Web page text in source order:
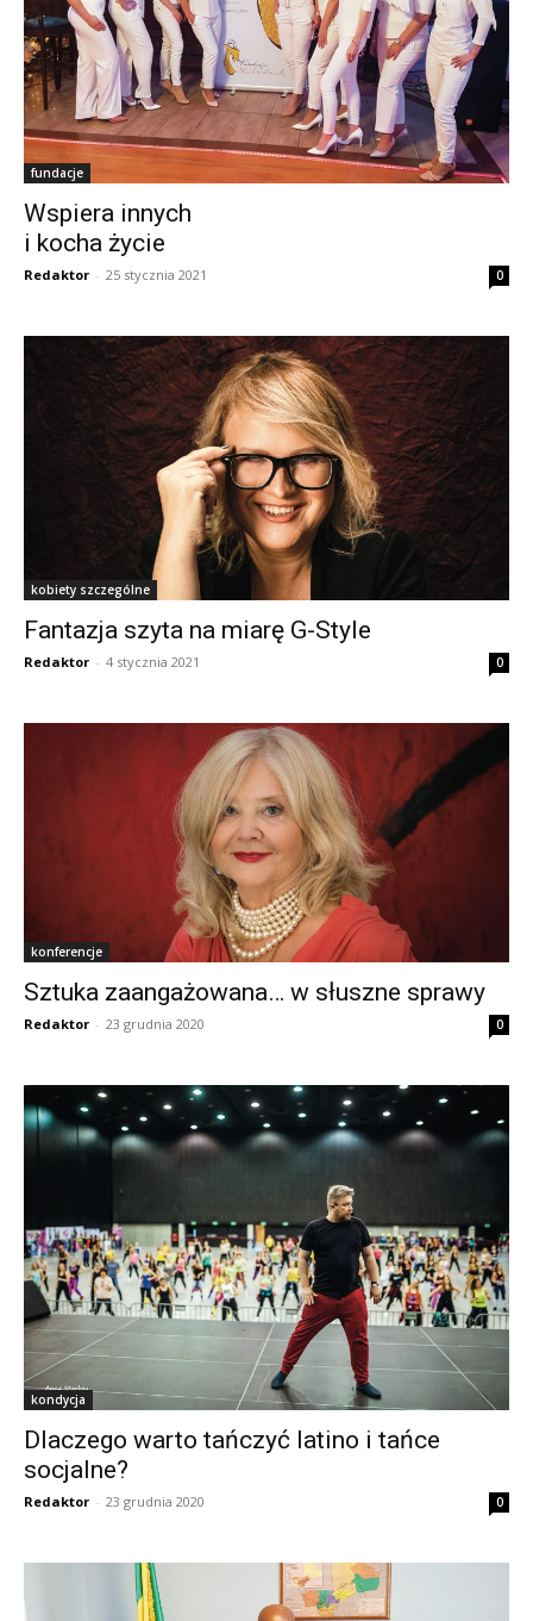
fundacje
Wspiera innych
i kocha życie
Redaktor - 25 stycznia 2021 0
kobiety szczególne
Fantazja szyta na miarę G-Style
Redaktor - 4 stycznia 2021 0
konferencje
Sztuka zaangażowana… w słuszne sprawy
Redaktor - 23 grudnia 2020 0
kondycja
Dlaczego warto tańczyć latino i tańce
socjalne?
Redaktor - 23 grudnia 2020 0